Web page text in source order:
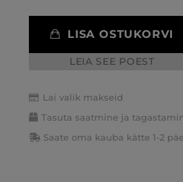
LISA OSTUKORVI
LEIA SEE POEST
Lai valik makseid
Tasuta saatmine ja
Saate oma kauba kätte 1-2